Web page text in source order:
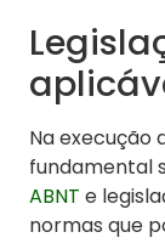
Na execução
fundamental
ABNT e
normas que